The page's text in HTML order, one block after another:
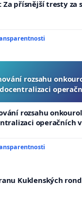
Za přísnější tresty za
rozsahu
rozsahu
operačních
Kuklenských